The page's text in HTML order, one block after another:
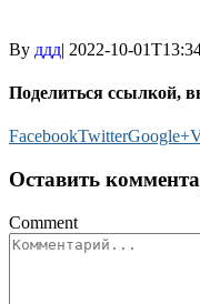
By ддд| 2022-10-
Поделиться ссылкой,
FacebookTwitterGoogle+
Оставить
Comment